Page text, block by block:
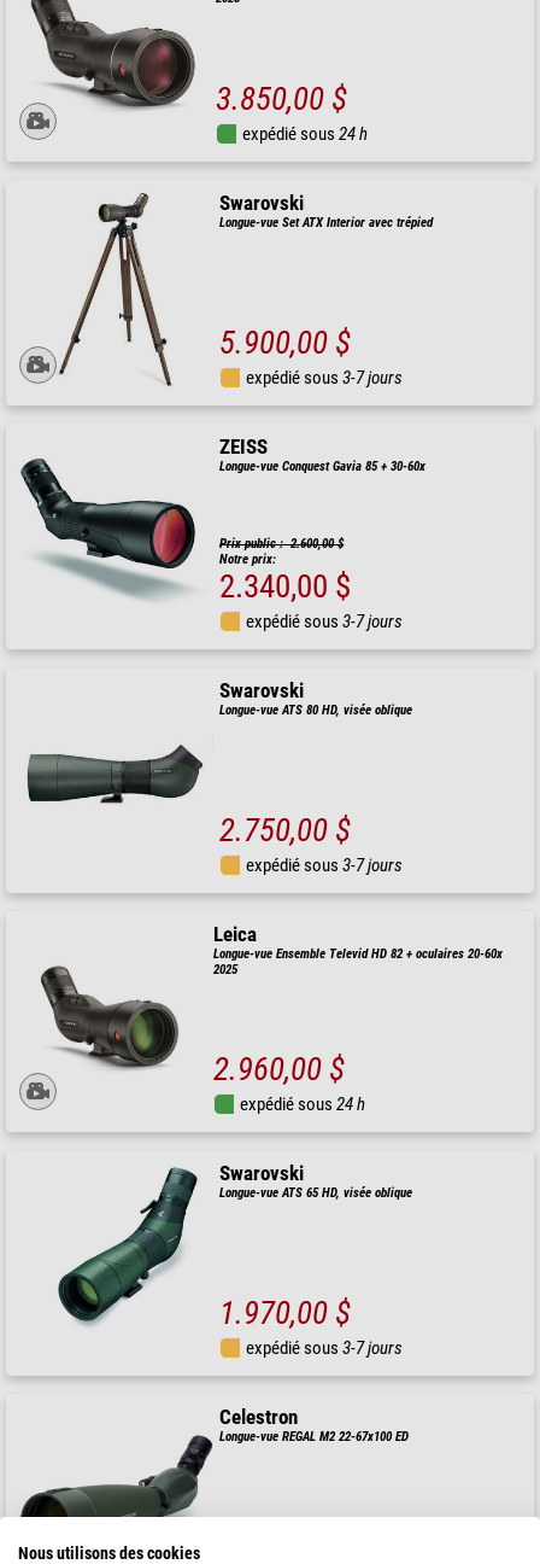
3.850,00 $
expédié sous 24 h
Swarovski
Longue-vue Set ATX Interior avec trépied
5.900,00 $
expédié sous3-7 jours
ZEISS
Longue-vue Conquest Gavia 85 + 30-60x
Prix public : 2.600,00 $
Notre prix:
2.340,00 $
expédié sous3-7 jours
Swarovski
Longue-vue ATS 80 HD, visée oblique
2.750,00 $
expédié sous3-7 jours
Leica
Longue-vue Ensemble Televid HD 82 + oculaires 20-60x
2025
2.960,00 $
expédié sous24 h
Swarovski
Longue-vue ATS 65 HD, visée oblique
1.970,00 $
expédié sous3-7 jours
Celestron
Longue-vue REGAL M2 22-67x100 ED
Nous utilisons des cookies